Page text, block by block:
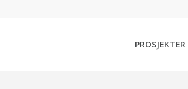
PROSJEKTER
Framtidsbibioteket (Future Library).
Polizzi. Bjørvika Utvikling er